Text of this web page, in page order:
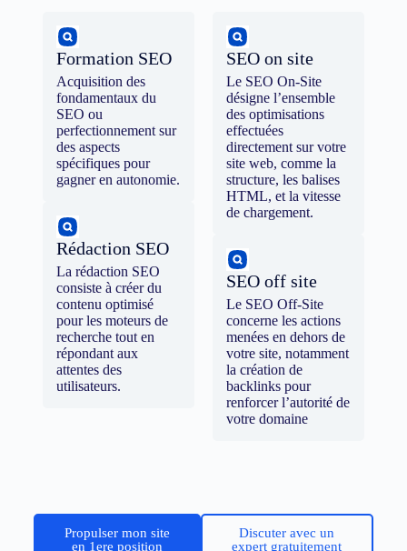
Formation SEO
Acquisition des
fondamentaux du
SEO ou
perfectionnement sur
des aspects
spécifiques pour
gagner en autonomie.
Rédaction SEO
La rédaction SEO
consiste à créer du
contenu optimisé
pour les moteurs de
recherche tout en
répondant aux
attentes des
utilisateurs.
SEO on site
Le SEO On-Site
désigne l’ensemble
des optimisations
effectuées
directement sur votre
site web, comme la
structure, les balises
HTML, et la vitesse
de chargement.
SEO off site
Le SEO Off-Site
concerne les actions
menées en dehors de
votre site, notamment
la création de
backlinks pour
renforcer l’autorité de
votre domaine
Propulser mon site
en 1ere position
Discuter avec un
expert gratuitement